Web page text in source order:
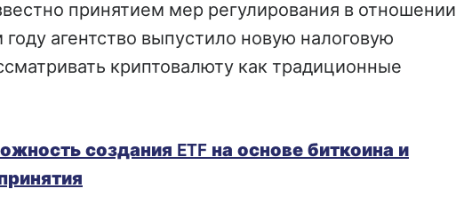
принятием мер регулирования в отношении
агентство выпустило новую налоговую
криптовалюту как традиционные
создания ETF на основе биткоина и